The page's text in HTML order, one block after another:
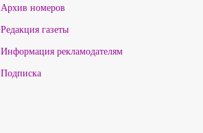
Архив номеров
Редакция газеты
Информация рекламодателям
Подписка